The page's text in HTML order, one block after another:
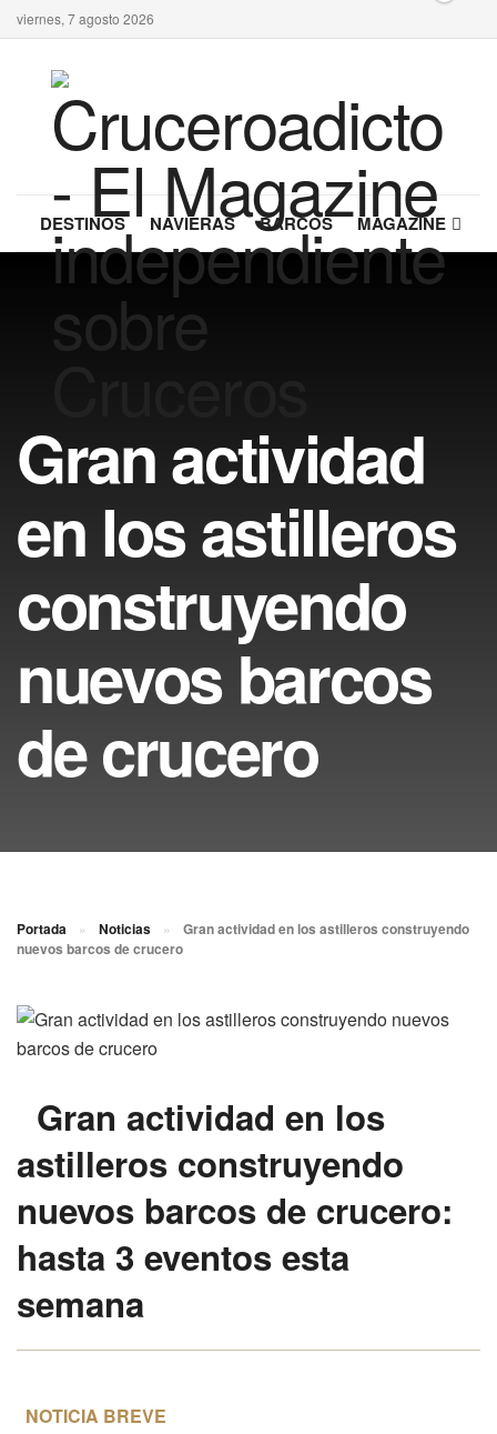
viernes, 7 agosto 2026
DESTINOS NAVIERAS BARCOS MAGAZINE
Gran actividad
en los astilleros
construyendo
nuevos barcos
de crucero
Portada » Noticias »
Gran actividad en los astilleros construyendo
nuevos barcos de crucero
Gran actividad en los
astilleros construyendo
nuevos barcos de crucero:
hasta 3 eventos esta
semana
NOTICIA BREVE